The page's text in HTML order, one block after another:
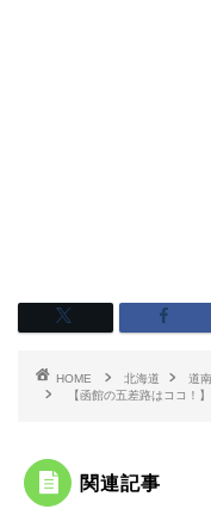
HOME 北海道 道南
【函館の五差路はココ！
関連記事